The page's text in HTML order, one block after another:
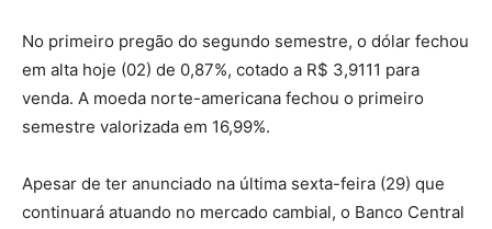
No primeiro pregão do segundo semestre, o dólar fechou
em alta hoje (02) de 0,87%, cotado a R$ 3,9111 para
venda. A moeda norte-americana fechou o primeiro
semestre valorizada em 16,99%.
Apesar de ter anunciado na última sexta-feira (29) que
continuará atuando no mercado cambial, o Banco Central